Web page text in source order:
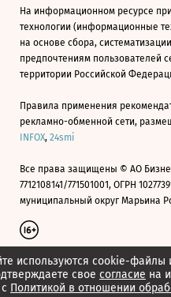
используются cookie-файлы
свое согласие на
Политикой в отношении
На информационном ресурсе
технологии (информационные
на основе сбора,
предпочтениям пользователей
территории Российской
Правила применения
рекламно-обменной сети,
INFOX, 24smi
Все права защищены © АО
7712108141/771501001, ОГРН
муниципальный округ Марьина